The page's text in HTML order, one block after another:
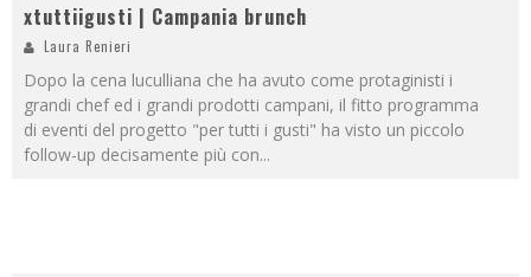
xtuttiigusti | Campania brunch
Laura Renieri
Dopo la cena luculliana che ha avuto come protaginisti i
grandi chef ed i grandi prodotti campani, il fitto programma
di eventi del progetto "per tutti i gusti" ha visto un piccolo
follow-up decisamente più con...